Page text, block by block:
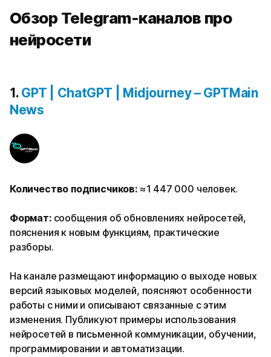
Обзор Telegram-каналов про
нейросети
1. GPT | ChatGPT | Midjourney – GPTMain
News
Количество подписчиков:≈1 447 000 человек.
Формат: сообщения об обновлениях нейросетей,
пояснения к новым функциям, практические
разборы.
На канале размещают информацию о выходе новых
версий языковых моделей, поясняют особенности
работы с ними и описывают связанные с этим
изменения. Публикуют примеры использования
нейросетей в письменной коммуникации, обучении,
программировании и автоматизации.